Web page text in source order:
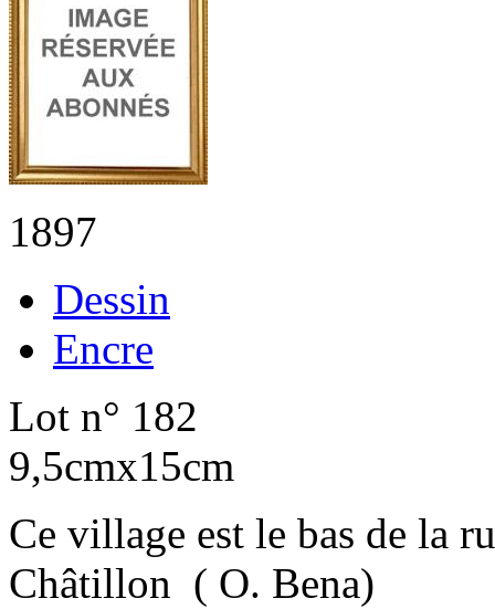
1897
Dessin
Encre
Lot n° 182
9,5cmx15cm
Ce village est le bas de la
Châtillon ( O. Bena)